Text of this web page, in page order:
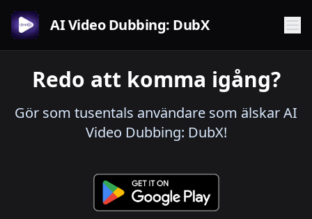
AI Video Dubbing: DubX
Redo att komma igång?
Gör som tusentals användare som älskar AI
Video Dubbing: DubX!